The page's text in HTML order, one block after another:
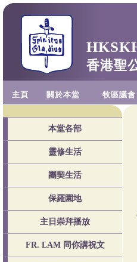
香港聖
主頁 關於本堂 牧區議會
本堂各部
靈修生活
團契生活
保羅園地
主日崇拜播放
FR. LAM 同你講祝文